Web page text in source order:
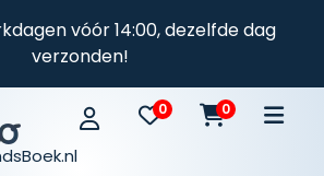
vóór 14:00, dezelfde dag
verzonden!
0 0